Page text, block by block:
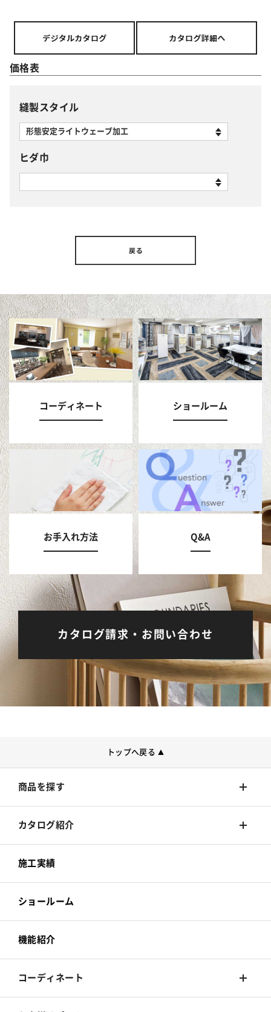
価格表
縫製スタイル
ヒダ巾
コーディネート ショールーム
お手入れ方法 Q&A
カタログ請求・お問い合わせ
トップへ戻る ▲
商品を探す
壁装材
カーテン
床材
カーペット
椅子張
カタログ紹介
壁装材
カーテン
床材
カーペット
施工実績
ショールーム
機能紹介
コーディネート